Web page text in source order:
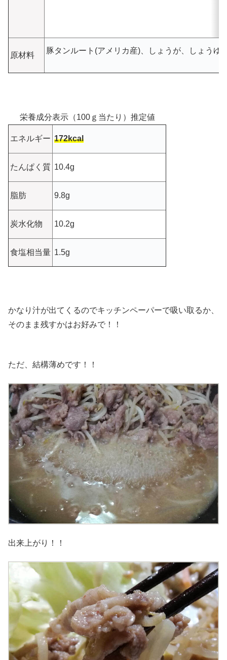
原材料
豚タンルート(アメリカ産)、しょうが、しょう
栄養成分表示（100ｇ当たり）推定値
エネルギー 172kcal
たんぱく質 10.4g
脂肪 9.8g
炭水化物 10.2g
食塩相当量 1.5g
かなり汁が出てくるのでキッチンペーパーで吸い取るか、
そのまま残すかはお好みで！！
ただ、結構薄めです！！
出来上がり！！